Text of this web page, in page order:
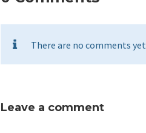
There are no comments yet
Leave a comment